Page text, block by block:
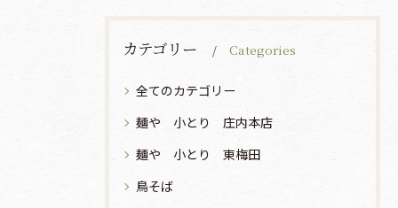
カテゴリー Categories
全てのカテゴリー
麺や 小とり 庄内本店
麺や 小とり 東梅田
鳥そば